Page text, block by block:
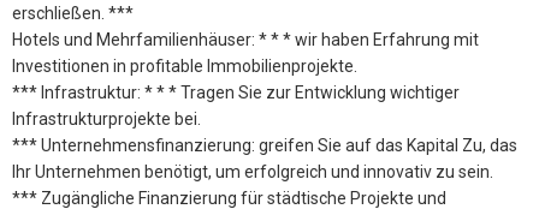
erschließen. ***
Hotels und Mehrfamilienhäuser: * * * wir haben Erfahrung mit
Investitionen in profitable Immobilienprojekte.
*** Infrastruktur: * * * Tragen Sie zur Entwicklung wichtiger
Infrastrukturprojekte bei.
*** Unternehmensfinanzierung: greifen Sie auf das Kapital Zu, das
Ihr Unternehmen benötigt, um erfolgreich und innovativ zu sein.
*** Zugängliche Finanzierung für städtische Projekte und